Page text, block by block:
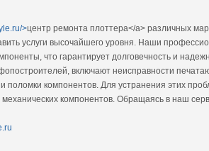
>центр ремонта плоттера</a> различных
услуги высочайшего уровня. Наши
что гарантирует долговечность и
включают неисправности
поломки компонентов. Для устранения этих
компонентов. Обращаясь в наш